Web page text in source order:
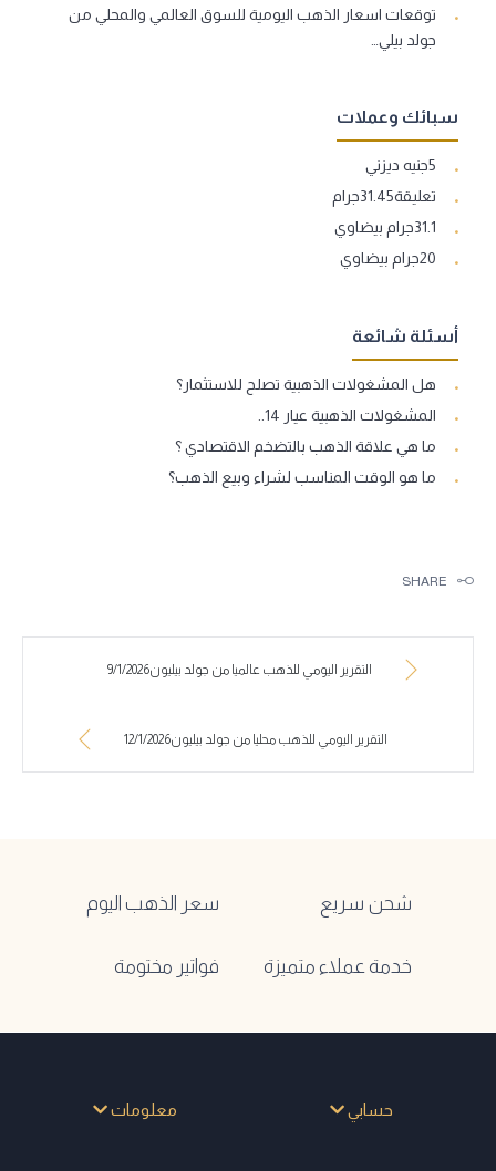
توقعات اسعار الذهب اليومية للسوق العالمي والمحلي من
جولد بيلي…
سبائك وعملات
5جنيه ديزني
تعليقة31.45جرام
31.1جرام بيضاوي
20جرام بيضاوي
أسئلة شائعة
هل المشغولات الذهبية تصلح للاستثمار؟
المشغولات الذهبية عيار 14..
ما هي علاقة الذهب بالتضخم الاقتصادي ؟
ما هو الوقت المناسب لشراء وبيع الذهب؟
SHARE
التقرير اليومي للذهب عالميا من جولد بيليون9/1/2026
التقرير اليومي للذهب محليا من جولد بيليون12/1/2026
شحن سريع سعر الذهب اليوم
خدمة عملاء متميزة فواتير مختومة
حسابي معلومات